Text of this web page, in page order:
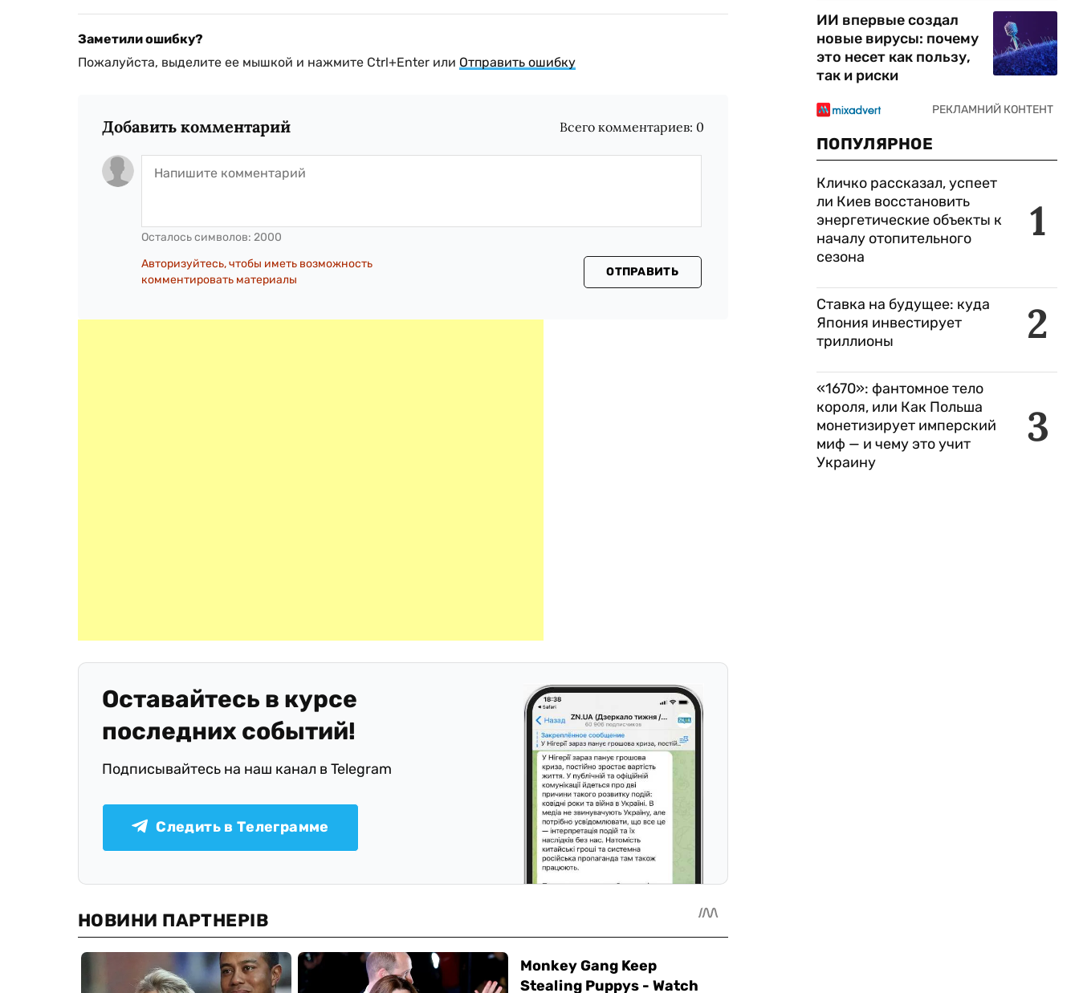
Заметили ошибку?
Пожалуйста, выделите ее мышкой и нажмите Ctrl+Enter или Отправить ошибку
Добавить комментарий Всего комментариев: 0
Осталось символов: 2000
Авторизуйтесь, чтобы иметь возможность
комментировать материалы
ОТПРАВИТЬ
Оставайтесь в курсе
последних событий!
Подписывайтесь на наш канал в Telegram
Следить в Телеграмме
ИИ впервые создал
новые вирусы: почему
это несет как пользу,
так и риски
ПОПУЛЯРНОЕ
1
Кличко рассказал, успеет
ли Киев восстановить
энергетические объекты к
началу отопительного
сезона
2
Ставка на будущее: куда
Япония инвестирует
триллионы
3
«1670»: фантомное тело
короля, или Как Польша
монетизирует имперский
миф — и чему это учит
Украину